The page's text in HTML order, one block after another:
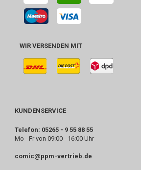
WIR VERSENDEN MIT
KUNDENSERVICE
Telefon: 05265 - 9 55 88 55
Mo - Fr von 09:00 - 16:00 Uhr
comic@ppm-vertrieb.de